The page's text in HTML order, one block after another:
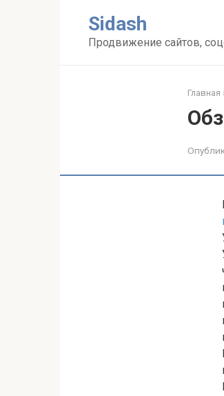
Sidash
Продвижение сайтов,
Главная